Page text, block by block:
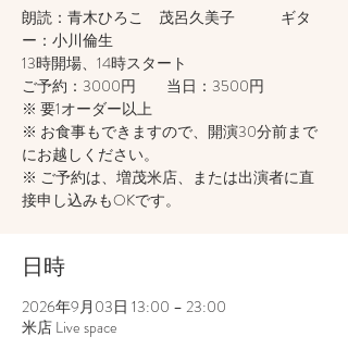
朗読：青木ひろこ 茂呂久美子 ギタ
ー：小川倫生
13時開場、14時スタート
ご予約：3000円 当日：3500円
※ 要1オーダー以上
※ お食事もできますので、開演30分前まで
にお越しください。
※ ご予約は、増茂米店、または出演者に直
接申し込みもOKです。
日時
2026年9月03日 13:00 – 23:00
米店 Live space